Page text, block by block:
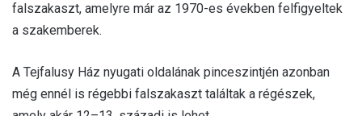
falszakaszt, amelyre már az 1970-es években felfigyeltek
a szakemberek.
A Tejfalusy Ház nyugati oldalának pinceszintjén azonban
még ennél is régebbi falszakaszt találtak a régészek,